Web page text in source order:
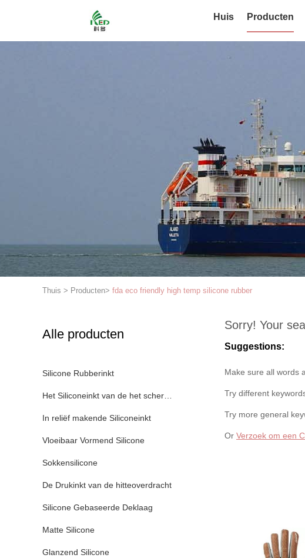
Huis Producten
Thuis > Producten> fda eco friendly high temp silicone rubber
Alle producten
Silicone Rubberinkt
Het Siliconeinkt van de het schermdruk
In reliëf makende Siliconeinkt
Vloeibaar Vormend Silicone
Sokkensilicone
De Drukinkt van de hitteoverdracht
Silicone Gebaseerde Deklaag
Matte Silicone
Glanzend Silicone
Sorry! Your
Suggestions:
Make sure all words
Try different
Try more general
Or Verzoek om een